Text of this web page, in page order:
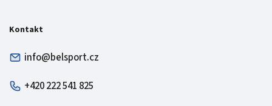
Kontakt
info@belsport.cz
+420 222 541 825